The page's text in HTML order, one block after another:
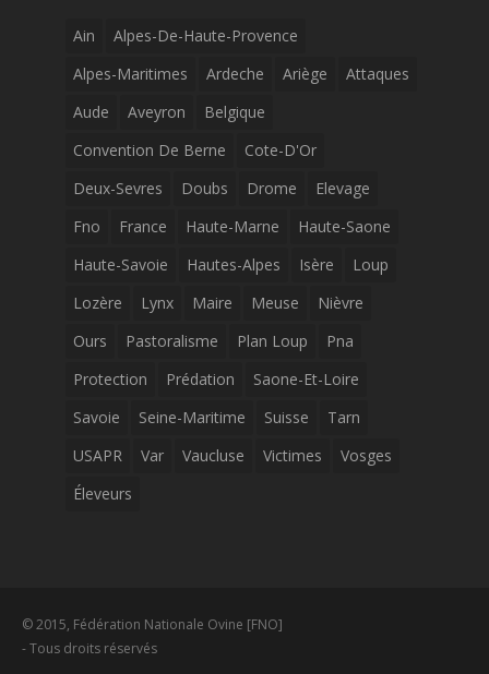
Ain
Alpes-De-Haute-Provence
Alpes-Maritimes
Ardeche Ariège
Attaques
Aude
Aveyron
Belgique
Convention De Berne
Cote-D'Or
Deux-Sevres
Doubs Drome
Elevage
Fno
France Haute-Marne
Haute-Saone
Haute-Savoie
Hautes-Alpes Isère
Loup
Lozère
Lynx Maire Meuse
Nièvre
Ours
Pastoralisme Plan Loup
Pna
Protection
Prédation
Saone-Et-Loire
Savoie
Seine-Maritime Suisse
Tarn
USAPR
Var Vaucluse Victimes
Vosges
Éleveurs
© 2015, Fédération Nationale Ovine [FNO]
- Tous droits réservés